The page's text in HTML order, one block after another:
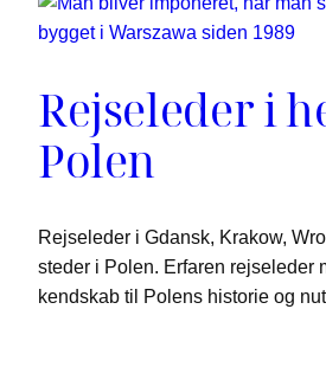
Rejseleder i
Polen
Rejseleder i Gdansk, Krakow,
steder i Polen. Erfaren rejseleder
kendskab til Polens historie og